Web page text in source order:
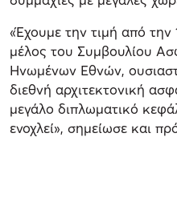
«Έχουμε την τιμή από την
μέλος του Συμβουλίου
Ηνωμένων Εθνών,
διεθνή αρχιτεκτονική
μεγάλο διπλωματικό
ενοχλεί», σημείωσε και